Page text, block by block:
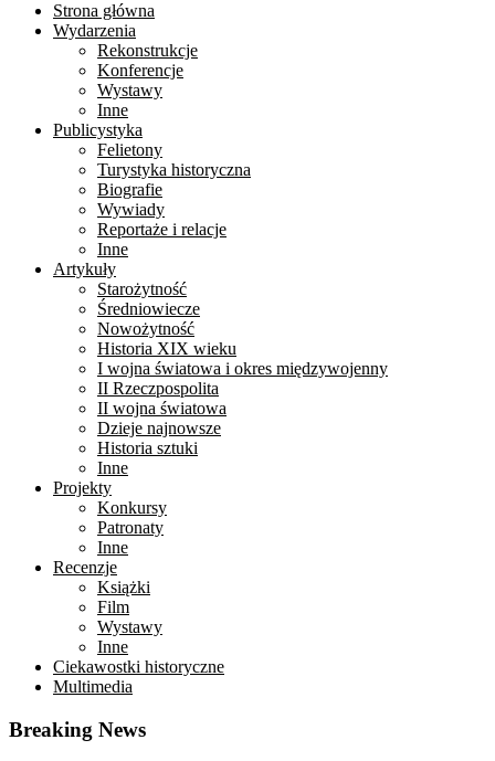
Strona główna
Wydarzenia
Rekonstrukcje
Konferencje
Wystawy
Inne
Publicystyka
Felietony
Turystyka historyczna
Biografie
Wywiady
Reportaże i relacje
Inne
Artykuły
Starożytność
Średniowiecze
Nowożytność
Historia XIX wieku
I wojna światowa i okres międzywojenny
II Rzeczpospolita
II wojna światowa
Dzieje najnowsze
Historia sztuki
Inne
Projekty
Konkursy
Patronaty
Inne
Recenzje
Książki
Film
Wystawy
Inne
Ciekawostki historyczne
Multimedia
Breaking News